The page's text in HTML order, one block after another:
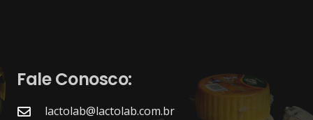
Fale Conosco:
lactolab@lactolab.com.br